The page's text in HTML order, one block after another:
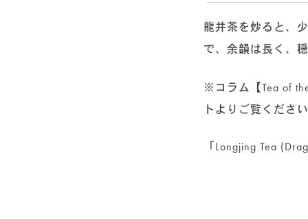
龍井茶を炒ると、
で、余韻は長く、
※コラム【Tea of
トよりご覧ください
「Longjing Tea